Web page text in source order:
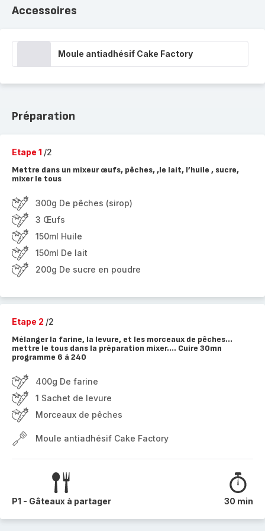
Accessoires
Moule antiadhésif Cake Factory
Préparation
Etape 1 /2
Mettre dans un mixeur œufs, pêches, ,le lait, l’huile , sucre,
mixer le tous
300g De pêches (sirop)
3 Œufs
150ml Huile
150ml De lait
200g De sucre en poudre
Etape 2 /2
Mélanger la farine, la levure, et les morceaux de pêches…
mettre le tous dans la préparation mixer…. Cuire 30mn
programme 6 à 240
400g De farine
1 Sachet de levure
Morceaux de pêches
Moule antiadhésif Cake Factory
P1 - Gâteaux à partager 30 min